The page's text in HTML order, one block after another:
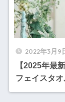
2022年3月9
【2025年最
フェイスタ